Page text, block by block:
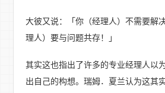
大彼又说：「你（经理人）不需要解
理人）要与问题共存！」
其实这也指出了许多的专业经理人以
出自己的构想。瑞姆．夏兰认为这其